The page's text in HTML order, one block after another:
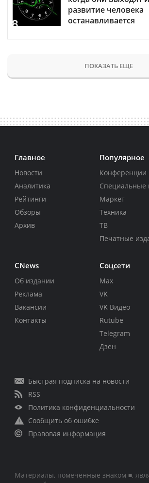
развитие человека
останавливается
ПОКАЗАТЬ ЕЩЕ
Главное
Новости
Аналитика
Рейтинги
Обзоры
Архив
Популярное
Конференции
Специальные
Маркет
Техника
ТВ
Печатные
CNews
Об издании
Реклама
Вакансии
Контакты
Соцсети
Max
VK
VK Видео
Rutube
Telegram
Дзен
Быстрая подписка на новости
RSS
Политика конфиденциальности
Сообщить об ошибке
Правовая информация
Материалы, помеченные знаком ■,